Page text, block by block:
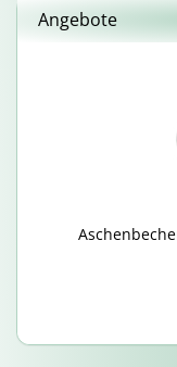
Angebote